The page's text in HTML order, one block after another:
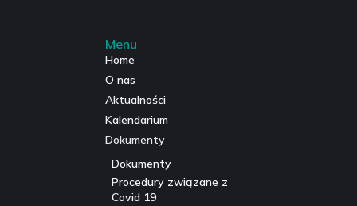
Menu
Home
O nas
Aktualności
Kalendarium
Dokumenty
Dokumenty
Procedury związane z
Covid 19